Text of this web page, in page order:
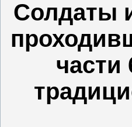
Солдаты
части